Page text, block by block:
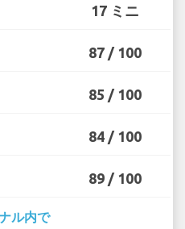
17 ミニ
87 / 100
85 / 100
84 / 100
89 / 100
ル内で